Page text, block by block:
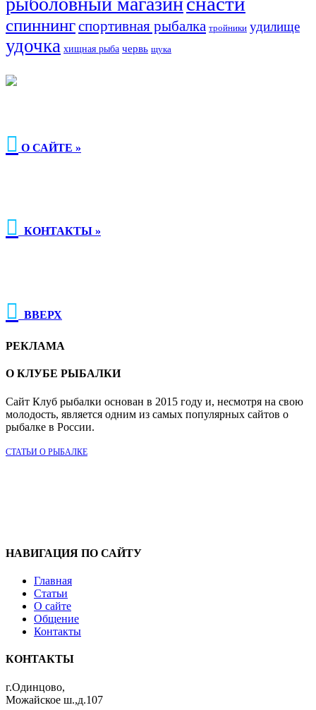
спиннингспортивная рыбалка тройники удилище
удочка хищная рыба червь щука
 О САЙТЕ »
 КОНТАКТЫ »
 ВВЕРХ
РЕКЛАМА
О КЛУБЕ РЫБАЛКИ
Сайт Клуб рыбалки основан в 2015 году и, несмотря на свою
молодость, является одним из самых популярных сайтов о
рыбалке в России.
СТАТЬИ О РЫБАЛКЕ
НАВИГАЦИЯ ПО САЙТУ
Главная
Статьи
О сайте
Общение
Контакты
КОНТАКТЫ
г.Одинцово,
Можайское ш.,д.107